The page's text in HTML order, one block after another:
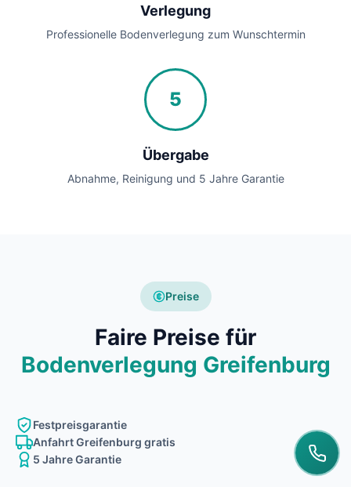
Verlegung
Professionelle Bodenverlegung zum Wunschtermin
5
Übergabe
Abnahme, Reinigung und 5 Jahre Garantie
Preise
Faire Preise für
Bodenverlegung Greifenburg
Festpreisgarantie
Anfahrt Greifenburg gratis
5 Jahre Garantie